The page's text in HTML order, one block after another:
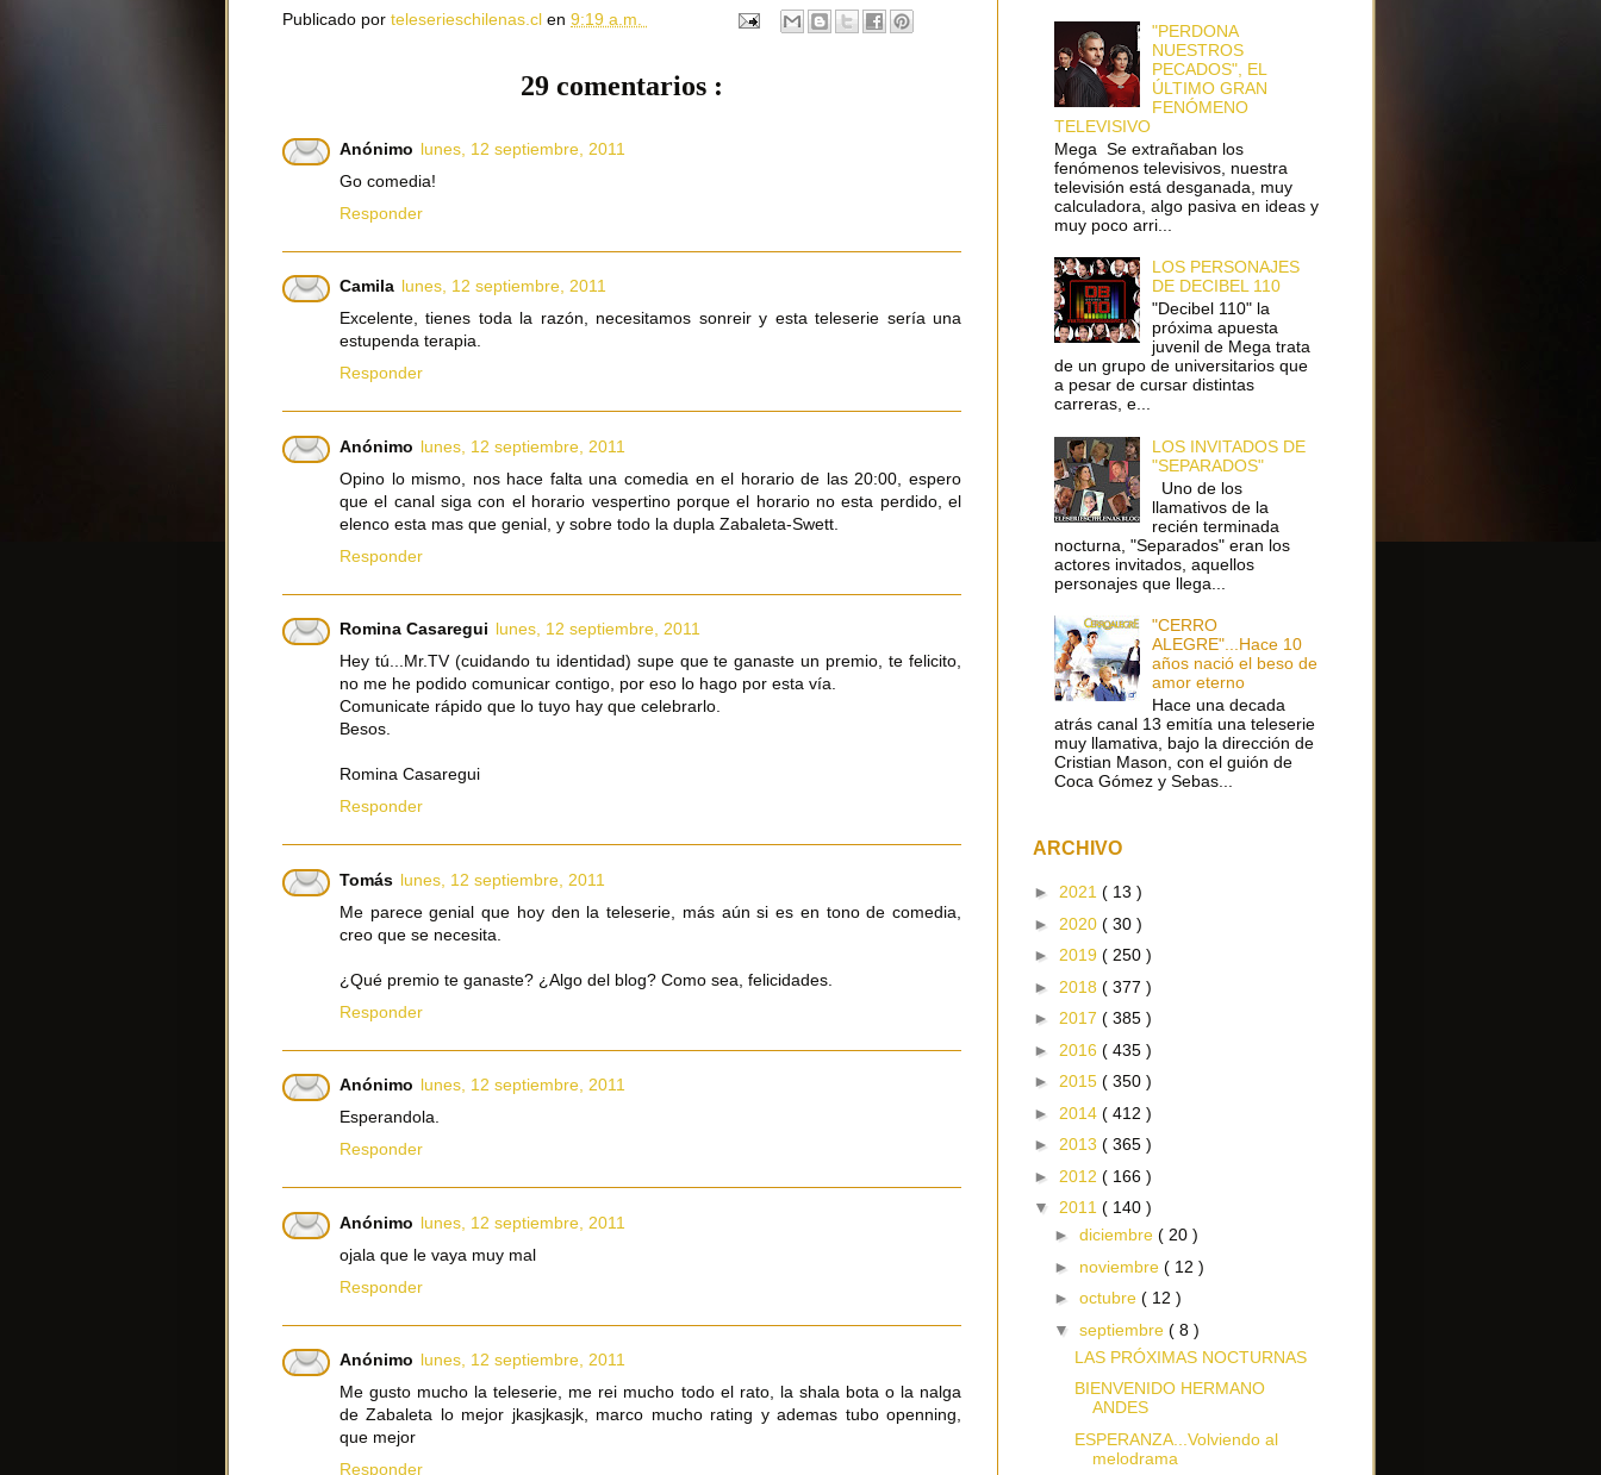
Publicado por teleserieschilenas.cl en 9:19 a.m.
29 comentarios :
Anónimo lunes, 12 septiembre, 2011
Go comedia!
Responder
Camila lunes, 12 septiembre, 2011
Excelente, tienes toda la razón, necesitamos sonreir y esta teleserie sería una
estupenda terapia.
Responder
Anónimo lunes, 12 septiembre, 2011
Opino lo mismo, nos hace falta una comedia en el horario de las 20:00, espero
que el canal siga con el horario vespertino porque el horario no esta perdido, el
elenco esta mas que genial, y sobre todo la dupla Zabaleta-Swett.
Responder
Romina Casaregui lunes, 12 septiembre, 2011
Hey tú...Mr.TV (cuidando tu identidad) supe que te ganaste un premio, te felicito,
no me he podido comunicar contigo, por eso lo hago por esta vía.
Comunicate rápido que lo tuyo hay que celebrarlo.
Besos.
Romina Casaregui
Responder
Tomás lunes, 12 septiembre, 2011
Me parece genial que hoy den la teleserie, más aún si es en tono de comedia,
creo que se necesita.
¿Qué premio te ganaste? ¿Algo del blog? Como sea, felicidades.
Responder
Anónimo lunes, 12 septiembre, 2011
Esperandola.
Responder
Anónimo lunes, 12 septiembre, 2011
ojala que le vaya muy mal
Responder
Anónimo lunes, 12 septiembre, 2011
Me gusto mucho la teleserie, me rei mucho todo el rato, la shala bota o la nalga
de Zabaleta lo mejor jkasjkasjk, marco mucho rating y ademas tubo openning,
que mejor
Responder
"PERDONA
NUESTROS
PECADOS", EL
ÚLTIMO GRAN
FENÓMENO
TELEVISIVO
Mega Se extrañaban los
fenómenos televisivos, nuestra
televisión está desganada, muy
calculadora, algo pasiva en ideas y
muy poco arri...
LOS PERSONAJES
DE DECIBEL 110
"Decibel 110" la
próxima apuesta
juvenil de Mega trata
de un grupo de universitarios que
a pesar de cursar distintas
carreras, e...
LOS INVITADOS DE
"SEPARADOS"
Uno de los
llamativos de la
recién terminada
nocturna, "Separados" eran los
actores invitados, aquellos
personajes que llega...
"CERRO
ALEGRE"...Hace 10
años nació el beso de
amor eterno
Hace una decada
atrás canal 13 emitía una teleserie
muy llamativa, bajo la dirección de
Cristian Mason, con el guión de
Coca Gómez y Sebas...
ARCHIVO
► 2021 ( 13 )
► 2020 ( 30 )
► 2019 ( 250 )
► 2018 ( 377 )
► 2017 ( 385 )
► 2016 ( 435 )
► 2015 ( 350 )
► 2014 ( 412 )
► 2013 ( 365 )
► 2012 ( 166 )
▼ 2011 ( 140 )
► diciembre ( 20 )
► noviembre ( 12 )
► octubre ( 12 )
▼ septiembre ( 8 )
LAS PRÓXIMAS NOCTURNAS
BIENVENIDO HERMANO
ANDES
ESPERANZA...Volviendo al
melodrama